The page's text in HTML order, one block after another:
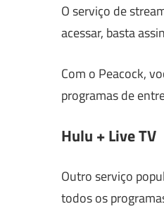
O serviço de
acessar, basta
Com o Peacock,
programas de
Hulu + Live TV
Outro serviço
todos os